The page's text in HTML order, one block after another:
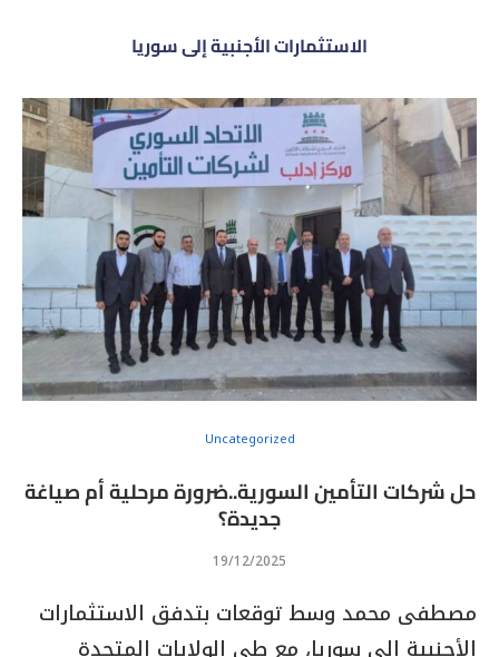
الاستثمارات الأجنبية إلى سوريا
Uncategorized
حل شركات التأمين السورية..ضرورة مرحلية أم صياغة
جديدة؟
19/12/2025
مصطفى محمد وسط توقعات بتدفق الاستثمارات
الأجنبية إلى سوريا، مع طي الولايات المتحدة